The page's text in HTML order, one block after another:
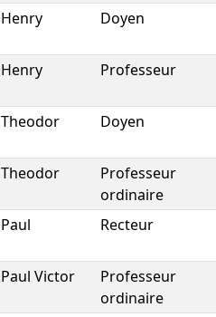
Henry Doyen
Henry Professeur
Theodor Doyen
Theodor
Professeur
ordinaire
Paul Recteur
Paul Victor
Professeur
ordinaire